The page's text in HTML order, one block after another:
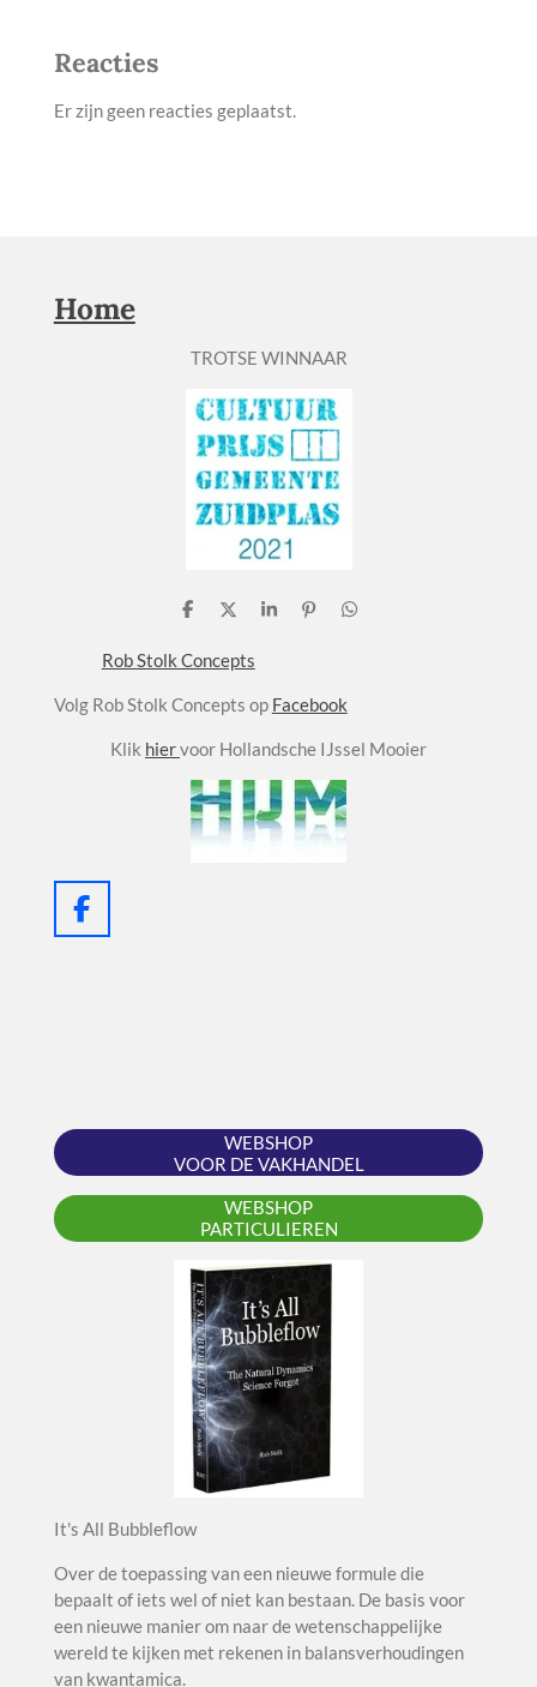
Reacties
Er zijn geen reacties geplaatst.
Home
TROTSE WINNAAR
D
l
e
D
l
S
P
n
D
Rob Stolk Concepts
Volg Rob Stolk Concepts op Facebook
Klik hiervoor Hollandsche IJssel Mooier
F
WEBSHOP
VOOR DE VAKHANDEL
WEBSHOP
PARTICULIEREN
It's All Bubbleflow
Over de toepassing van een nieuwe formule die
bepaalt of iets wel of niet kan bestaan. De basis voor
een nieuwe manier om naar de wetenschappelijke
wereld te kijken met rekenen in balansverhoudingen
van kwantamica.